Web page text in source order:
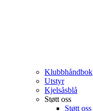
Klubbhåndbok
Utstyr
Kjelsåsblå
Støtt oss
Støtt oss